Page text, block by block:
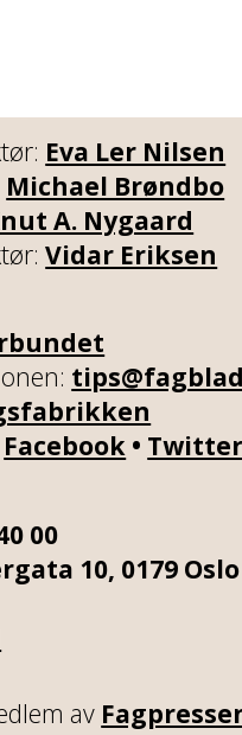
Eva Ler Nilsen
Michael Brøndbo
A. Nygaard
Vidar Eriksen
Facebook • Twitter
00
10, 0179 Oslo
av